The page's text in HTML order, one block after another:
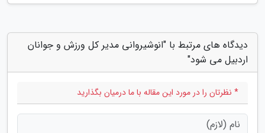
دیدگاه های مرتبط با "انوشیروانی مدیر کل ورزش و جوانان
اردبیل می شود"
* نظرتان را در مورد این مقاله با ما درمیان بگذارید